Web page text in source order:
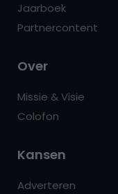
Jaarboek
Partnercontent
Over
Missie & Visie
Colofon
Kansen
Adverteren